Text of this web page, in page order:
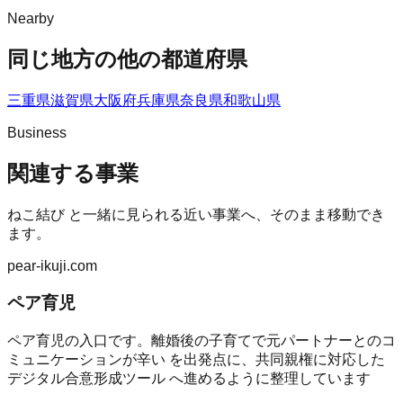
Nearby
同じ地方の他の都道府県
三重県滋賀県大阪府兵庫県奈良県和歌山県
Business
関連する事業
ねこ結びと一緒に見られる近い事業へ、そのまま移動でき
ます。
pear-ikuji.com
ペア育児
ペア育児の入口です。離婚後の子育てで元パートナーとのコ
ミュニケーションが辛い を出発点に、共同親権に対応した
デジタル合意形成ツール へ進めるように整理しています